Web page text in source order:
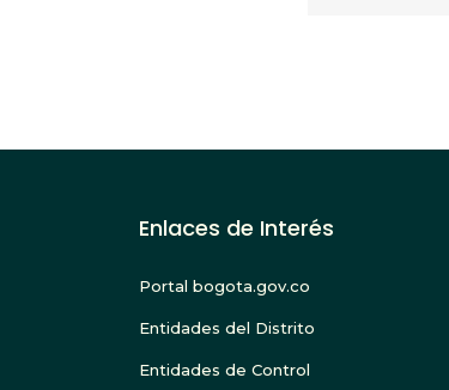
Enlaces de Interés
Portal bogota.gov.co
Entidades del Distrito
Entidades de Control